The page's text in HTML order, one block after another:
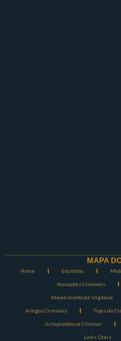
MAPA
Home Escritório
Acusações Criminais
Atendimento de Urgência
Artigos Criminais Tipos de
Jurisprudência Criminal
Links Úteis